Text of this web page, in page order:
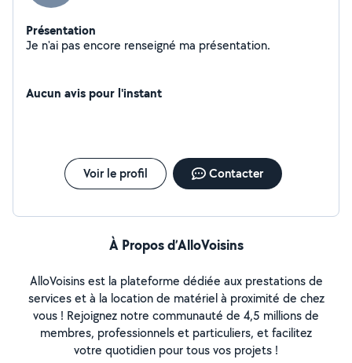
Présentation
Je n'ai pas encore renseigné ma présentation.
Aucun avis pour l'instant
Voir le profil Contacter
À Propos d’AlloVoisins
AlloVoisins est la plateforme dédiée aux prestations de
services et à la location de matériel à proximité de chez
vous ! Rejoignez notre communauté de 4,5 millions de
membres, professionnels et particuliers, et facilitez
votre quotidien pour tous vos projets !